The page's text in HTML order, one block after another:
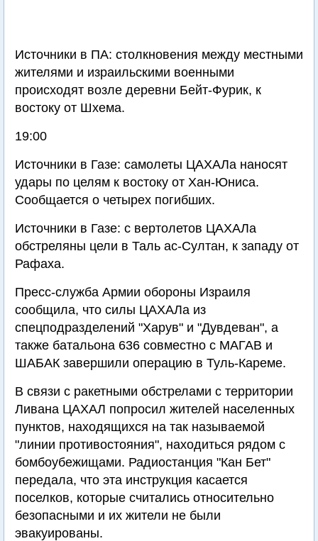
Источники в ПА: столкновения между местными
жителями и израильскими военными
происходят возле деревни Бейт-Фурик, к
востоку от Шхема.
19:00
Источники в Газе: самолеты ЦАХАЛа наносят
удары по целям к востоку от Хан-Юниса.
Сообщается о четырех погибших.
Источники в Газе: с вертолетов ЦАХАЛа
обстреляны цели в Таль ас-Султан, к западу от
Рафаха.
Пресс-служба Армии обороны Израиля
сообщила, что силы ЦАХАЛа из
спецподразделений "Харув" и "Дувдеван", а
также батальона 636 совместно с МАГАВ и
ШАБАК завершили операцию в Туль-Кареме.
В связи с ракетными обстрелами с территории
Ливана ЦАХАЛ попросил жителей населенных
пунктов, находящихся на так называемой
"линии противостояния", находиться рядом с
бомбоубежищами. Радиостанция "Кан Бет"
передала, что эта инструкция касается
поселков, которые считались относительно
безопасными и их жители не были
эвакуированы.